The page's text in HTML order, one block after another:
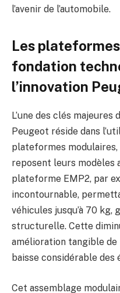
l’avenir de l’automobile.
Les
fondation
l’innovation
L’une des clés majeures
Peugeot réside dans
plateformes
reposent leurs modèles
plateforme EMP2, par
incontournable,
véhicules jusqu’à 70 kg,
structurelle. Cette
amélioration tangible de
baisse considérable des
Cet assemblage